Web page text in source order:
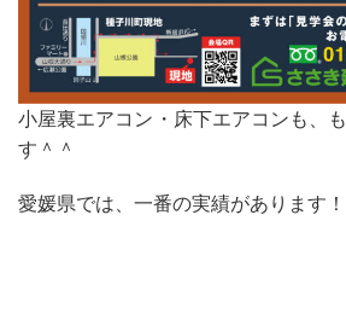
小屋裏エアコン・床下エアコンも、
す＾＾
愛媛県では、一番の実績があります！